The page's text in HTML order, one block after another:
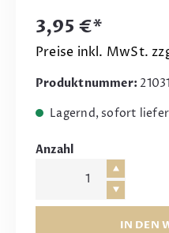
3,95 €*
Preise inkl. MwSt.
Produktnummer:
Lagernd, sofort
Anzahl
IN DEN